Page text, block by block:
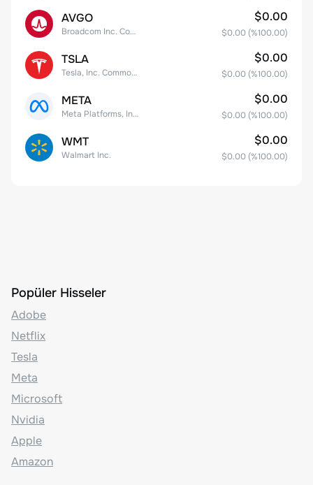
AVGO
Broadcom Inc. Common Stock
$0.00
$0.00 (%100.00)
TSLA
Tesla, Inc. Common Stock
$0.00
$0.00 (%100.00)
META
Meta Platforms, Inc. Class A Common Stock
$0.00
$0.00 (%100.00)
WMT
Walmart Inc.
$0.00
$0.00 (%100.00)
Popüler Hisseler
Adobe
Netflix
Tesla
Meta
Microsoft
Nvidia
Apple
Amazon